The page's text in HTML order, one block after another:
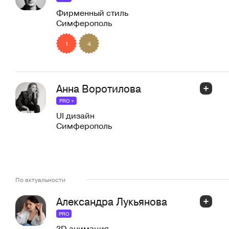
Фирменный стиль
Симферополь
1 4
Анна Воротилова
PRO +
UI дизайн
Симферополь
По актуальности
Александра Лукьянова
PRO